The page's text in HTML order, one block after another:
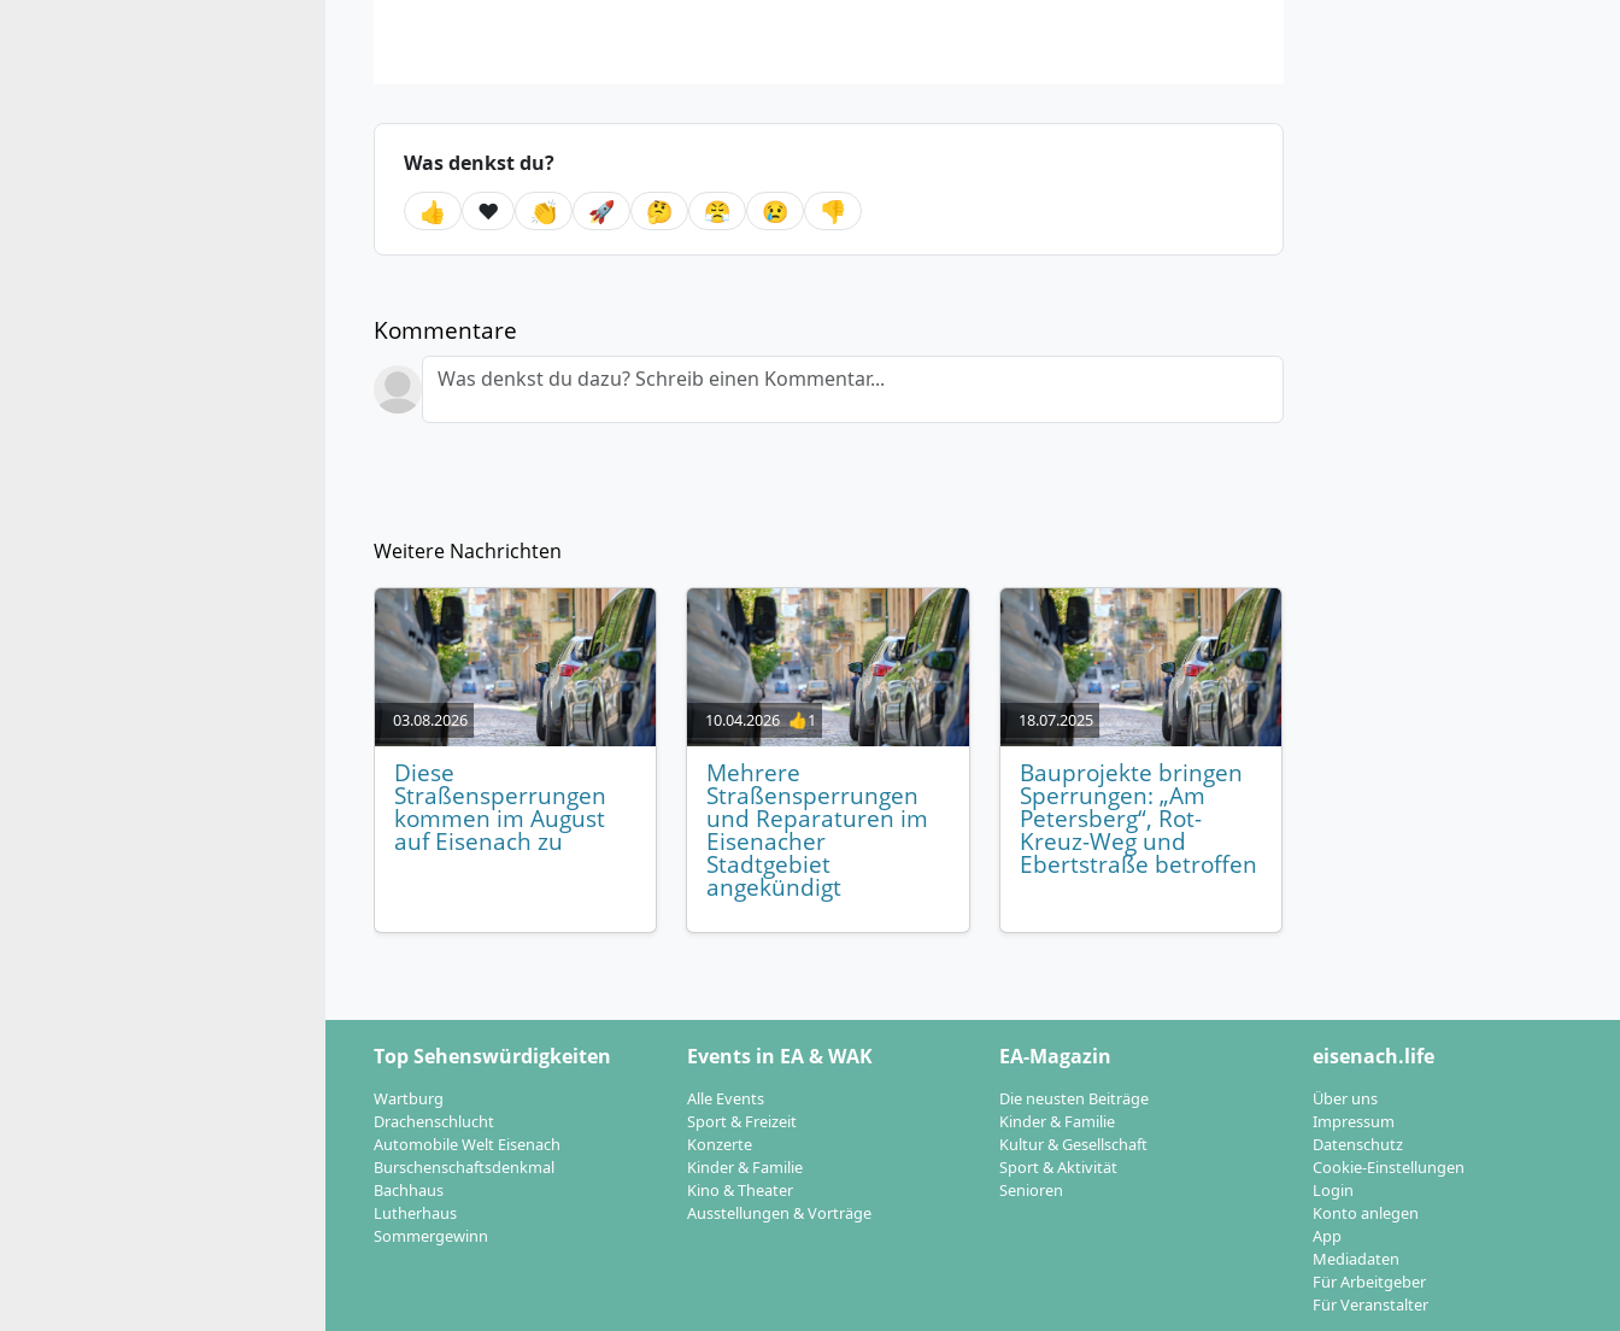
Was denkst du?
👍 ❤️ 👏 🚀 🤔 😤 😢 👎
Kommentare
Was denkst du dazu? Schreib einen Kommentar...
Weitere Nachrichten
03.08.2026
Diese
Straßensperrungen
kommen im August
auf Eisenach zu
10.04.2026 👍1
Mehrere
Straßensperrungen
und Reparaturen im
Eisenacher
Stadtgebiet
angekündigt
18.07.2025
Bauprojekte bringen
Sperrungen: „Am
Petersberg“, Rot-
Kreuz-Weg und
Ebertstraße betroffen
Top Sehenswürdigkeiten
Wartburg
Drachenschlucht
Automobile Welt Eisenach
Burschenschaftsdenkmal
Bachhaus
Lutherhaus
Sommergewinn
Events in EA & WAK
Alle Events
Sport & Freizeit
Konzerte
Kinder & Familie
Kino & Theater
Ausstellungen & Vorträge
EA-Magazin
Die neusten Beiträge
Kinder & Familie
Kultur & Gesellschaft
Sport & Aktivität
Senioren
eisenach.life
Über uns
Impressum
Datenschutz
Cookie-Einstellungen
Login
Konto anlegen
App
Mediadaten
Für Arbeitgeber
Für Veranstalter